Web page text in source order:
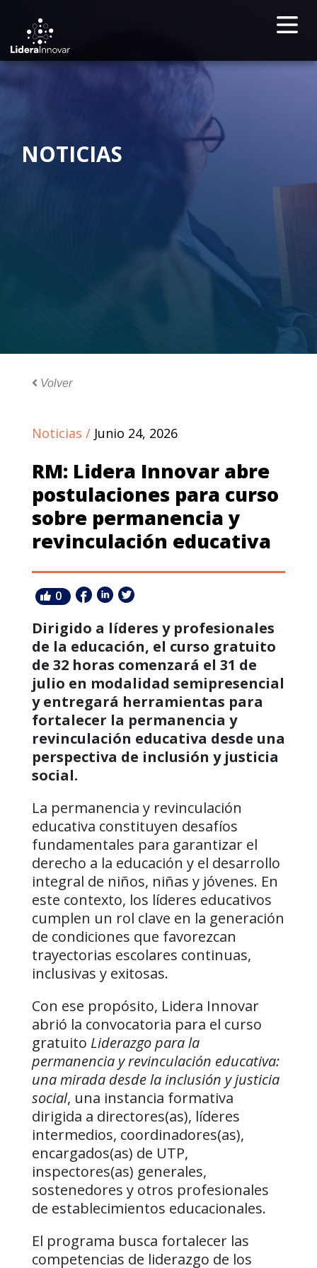
NOTICIAS
Volver
Noticias / Junio 24, 2026
RM: Lidera Innovar abre
postulaciones para curso
sobre permanencia y
revinculación educativa
0
Dirigido a líderes y profesionales
de la educación, el curso gratuito
de 32 horas comenzará el 31 de
julio en modalidad semipresencial
y entregará herramientas para
fortalecer la permanencia y
revinculación educativa desde una
perspectiva de inclusión y justicia
social.
La permanencia y revinculación
educativa constituyen desafíos
fundamentales para garantizar el
derecho a la educación y el desarrollo
integral de niños, niñas y jóvenes. En
este contexto, los líderes educativos
cumplen un rol clave en la generación
de condiciones que favorezcan
trayectorias escolares continuas,
inclusivas y exitosas.
Con ese propósito, Lidera Innovar
abrió la convocatoria para el curso
gratuito Liderazgo para la
permanencia y revinculación educativa:
una mirada desde la inclusión y justicia
social, una instancia formativa
dirigida a directores(as), líderes
intermedios, coordinadores(as),
encargados(as) de UTP,
inspectores(as) generales,
sostenedores y otros profesionales
de establecimientos educacionales.
El programa busca fortalecer las
competencias de liderazgo de los